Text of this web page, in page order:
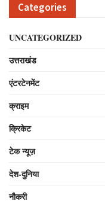
Categories
UNCATEGORIZED
उत्तराखंड
एंटरटेनमेंट
क्राइम
क्रिकेट
टेक न्यूज़
देश-दुनिया
नौकरी